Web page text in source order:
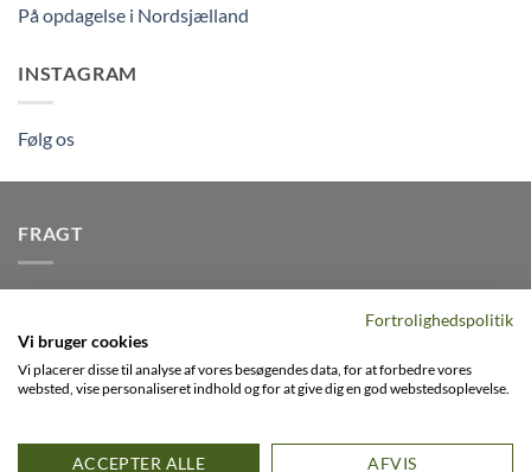
På opdagelse i Nordsjælland
INSTAGRAM
Følg os
FRAGT
på alle pakker - Husk der er fri
levering på alle ordre over DKK395
Visa PayPal Stripe MasterCard
Cash
Fortrolighedspolitik
Vi bruger cookies
Vi placerer disse til analyse af vores besøgendes data, for at forbedre vores
websted, vise personaliseret indhold og for at give dig en god webstedsoplevelse.
ACCEPTER ALLE AFVIS